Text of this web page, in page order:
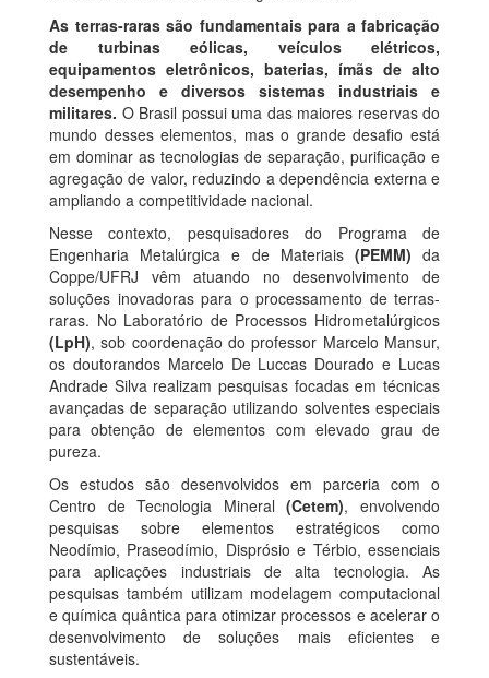
As terras-raras são fundamentais para a fabricação
de turbinas eólicas, veículos elétricos,
equipamentos eletrônicos, baterias, ímãs de alto
desempenho e diversos sistemas industriais e
militares. O Brasil possui uma das maiores reservas do
mundo desses elementos, mas o grande desafio está
em dominar as tecnologias de separação, purificação e
agregação de valor, reduzindo a dependência externa e
ampliando a competitividade nacional.
Nesse contexto, pesquisadores do Programa de
Engenharia Metalúrgica e de Materiais(PEMM) da
Coppe/UFRJ vêm atuando no desenvolvimento de
soluções inovadoras para o processamento de terras-
raras. No Laboratório de Processos Hidrometalúrgicos
(LpH), sob coordenação do professor Marcelo Mansur,
os doutorandos Marcelo De Luccas Dourado e Lucas
Andrade Silva realizam pesquisas focadas em técnicas
avançadas de separação utilizando solventes especiais
para obtenção de elementos com elevado grau de
pureza.
Os estudos são desenvolvidos em parceria com o
Centro de Tecnologia Mineral(Cetem), envolvendo
pesquisas sobre elementos estratégicos como
Neodímio, Praseodímio, Disprósio e Térbio, essenciais
para aplicações industriais de alta tecnologia. As
pesquisas também utilizam modelagem computacional
e química quântica para otimizar processos e acelerar o
desenvolvimento de soluções mais eficientes e
sustentáveis.